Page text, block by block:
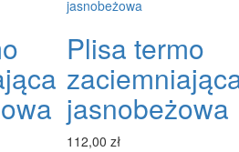
Plisa termo
jasnobeżowa
112,00 zł